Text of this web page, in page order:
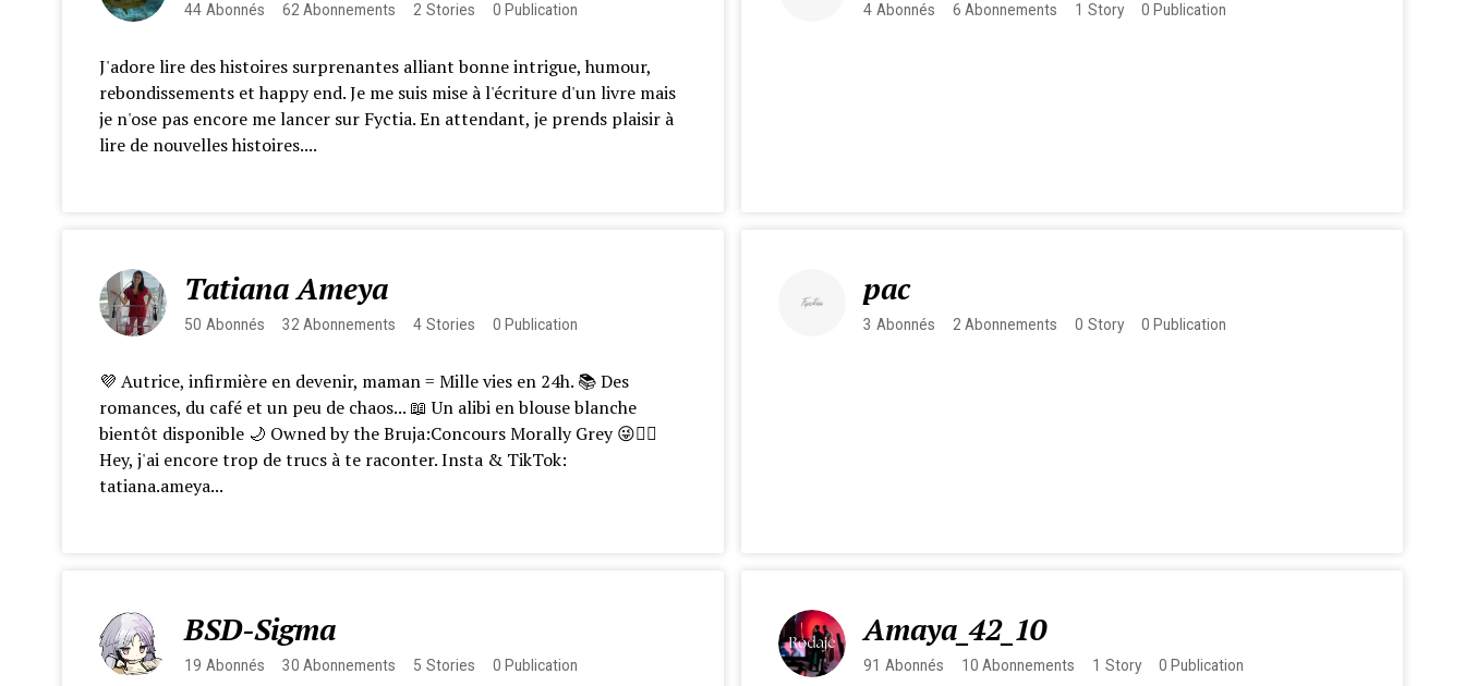
44 Abonnés 62 Abonnements 2 Stories 0 Publication
J'adore lire des histoires surprenantes alliant bonne intrigue, humour,
rebondissements et happy end. Je me suis mise à l'écriture d'un livre mais
je n'ose pas encore me lancer sur Fyctia. En attendant, je prends plaisir à
lire de nouvelles histoires....
4 Abonnés 6 Abonnements 1 Story 0 Publication
Tatiana Ameya
50 Abonnés 32 Abonnements 4 Stories 0 Publication
💜 Autrice, infirmière en devenir, maman = Mille vies en 24h. 📚 Des
romances, du café et un peu de chaos... 📖 Un alibi en blouse blanche
bientôt disponible 🌙 Owned by the Bruja:Concours Morally Grey 😜🙋‍♀️
Hey, j'ai encore trop de trucs à te raconter. Insta & TikTok:
tatiana.ameya...
pac
3 Abonnés 2 Abonnements 0 Story 0 Publication
BSD-Sigma
19 Abonnés 30 Abonnements 5 Stories 0 Publication
Amaya_42_10
91 Abonnés 10 Abonnements 1 Story 0 Publication